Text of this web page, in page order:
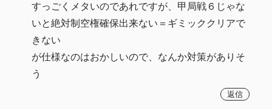
すっごくメタいのであれですが、甲局戦６じゃな
いと絶対制空権確保出来ない＝ギミッククリアで
きない
が仕様なのはおかしいので、なんか対策がありそ
う
返信